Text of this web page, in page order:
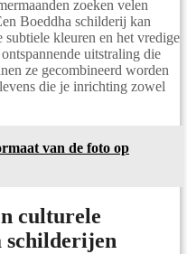
zoeken velen
Boeddha schilderij kan
subtiele kleuren en het vredige
uitstraling die
ze gecombineerd worden
die je inrichting zowel
van de foto op
culturele
schilderijen